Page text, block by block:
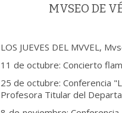
MVSEO DE
LOS JUEVES DEL MVVEL,
11 de octubre: Concierto
25 de octubre: Conferencia
Profesora Titular del